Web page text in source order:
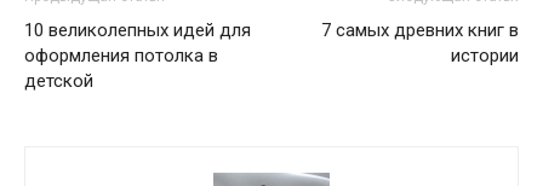
10 великолепных идей для
оформления потолка в
детской
7 самых древних книг в
истории